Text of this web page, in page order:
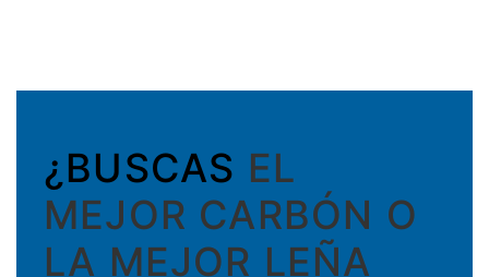
¿BUSCAS EL
MEJOR CARBÓN O
LA MEJOR LEÑA